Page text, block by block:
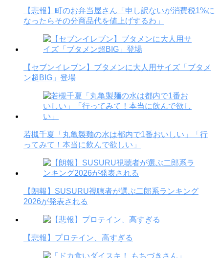
【悲報】町のお弁当屋さん「申し訳ないが消費税1%に
なったらその分商品代を値上げするわ」
【セブンイレブン】ブタメンに大人用サイズ「ブタメ
ン超BIG」登場
若槻千夏「丸亀製麺の水は都内で1番おいしい」「行
ってみて！本当に飲んで欲しい」
【朗報】SUSURU視聴者が選ぶ二郎系ランキング
2026が発表される
【悲報】プロテイン、高すぎる